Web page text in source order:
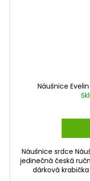
Náušnice
Náušnice srdce
jedinečná česká
dárková